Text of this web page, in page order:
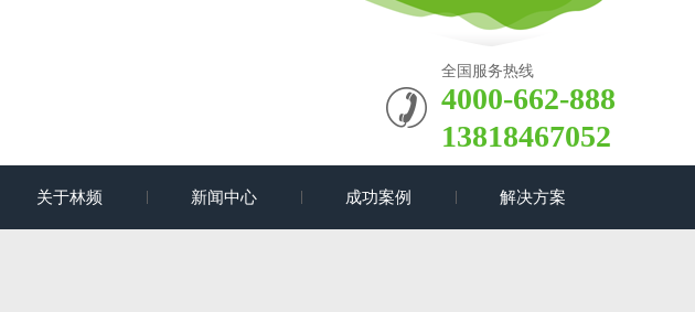
全国服务热线
4000-662-888
13818467052
关于林频 新闻中心 成功案例 解决方案